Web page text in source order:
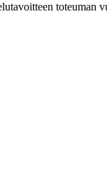
toteuman